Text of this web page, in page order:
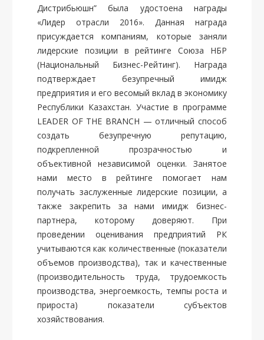
Дистрибьюшн” была удостоена награды
«Лидер отрасли 2016». Данная награда
присуждается компаниям, которые заняли
лидерские позиции в рейтинге Союза НБР
(Национальный Бизнес-Рейтинг). Награда
подтверждает безупречный имидж
предприятия и его весомый вклад в экономику
Республики Казахстан. Участие в программе
LEADER OF THE BRANCH — отличный способ
создать безупречную репутацию,
подкрепленной прозрачностью и
объективной независимой оценки. Занятое
нами место в рейтинге помогает нам
получать заслуженные лидерские позиции, а
также закрепить за нами имидж бизнес-
партнера, которому доверяют. При
проведении оценивания предприятий РК
учитываются как количественные (показатели
объемов производства), так и качественные
(производительность труда, трудоемкость
производства, энергоемкость, темпы роста и
прироста) показатели субъектов
хозяйствования.